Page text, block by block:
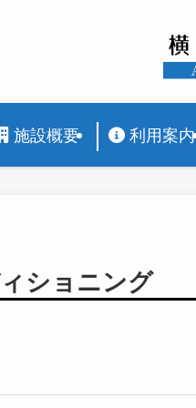
施設概要 利用案内
ショニング